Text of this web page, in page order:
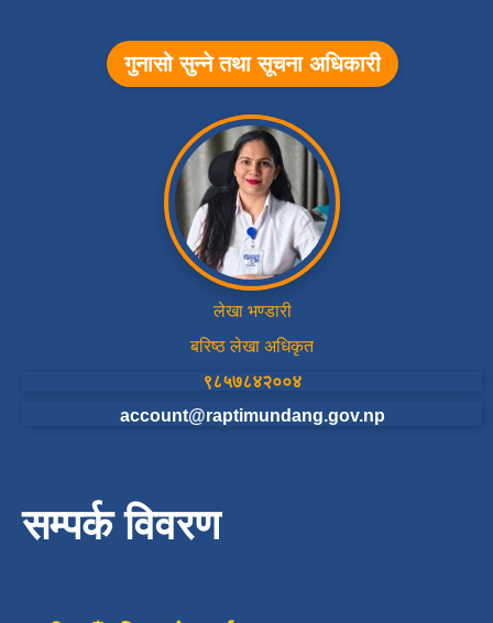
गुनासो सुन्ने तथा सूचना अधिकारी
लेखा भण्डारी
बरिष्ठ लेखा अधिकृत
९८५७८४२००४
account@raptimundang.gov.np
सम्पर्क विवरण